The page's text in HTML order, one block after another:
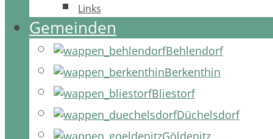
Links
Gemeinden
Behlendorf
Berkenthin
Bliestorf
Düchelsdorf
Göldenitz